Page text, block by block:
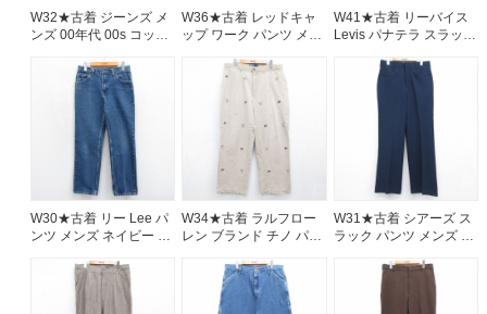
W32★古着 ジーンズ メ
ンズ 00年代 00s コット
26aug07
W36★古着 レッドキャ
ップ ワーク パンツ メン
W41★古着 リーバイス
Levis パナテラ スラック
80s タロン ベージュ
【spe】 26aug07
W30★古着 リー Lee パ
ンツ メンズ ネイビー デ
W34★古着 ラルフロー
レン ブランド チノ パン
代 90s 鳥 刺繍 総柄 コッ
トン ベージュ【spe】
26aug07
W31★古着 シアーズ ス
ラック パンツ メンズ 80
26aug07